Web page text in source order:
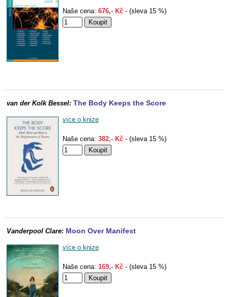
Naše cena: 676,- Kč - (sleva 15 %)
van der Kolk Bessel: The Body Keeps the Score
více o knize
Naše cena: 382,- Kč - (sleva 15 %)
Vanderpool Clare: Moon Over Manifest
více o knize
Naše cena: 169,- Kč - (sleva 15 %)